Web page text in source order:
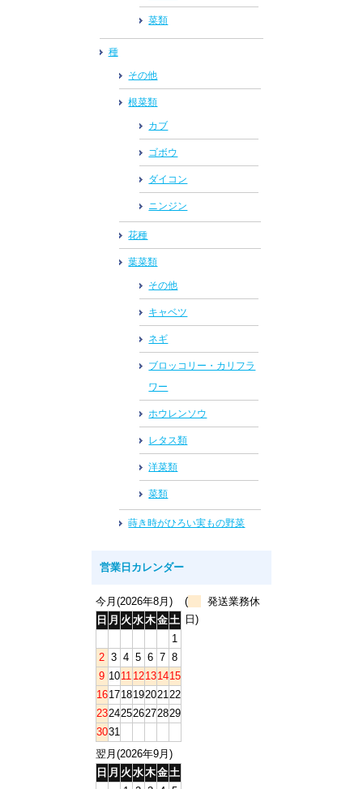
菜類
種
その他
根菜類
カブ
ゴボウ
ダイコン
ニンジン
花種
葉菜類
その他
キャベツ
ネギ
ブロッコリー・カリフラ
ワー
ホウレンソウ
レタス類
洋菜類
菜類
蒔き時がひろい実もの野菜
営業日カレンダー
今月(2026年8月)
日 月 火 水木金 土
1
2 3 4 5 6 7 8
9 1011 12131415
161718192021 22
23242526272829
3031
翌月(2026年9月)
日 月 火 水木金土
(
発送業務休
日)